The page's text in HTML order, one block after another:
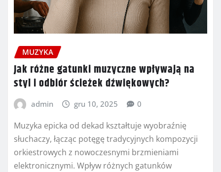
MUZYKA
Jak różne gatunki muzyczne wpływają na
styl i odbiór ścieżek dźwiękowych?
admin gru 10, 2025 0
Muzyka epicka od dekad kształtuje wyobraźnię
słuchaczy, łącząc potęgę tradycyjnych kompozycji
orkiestrowych z nowoczesnymi brzmieniami
elektronicznymi. Wpływ różnych gatunków